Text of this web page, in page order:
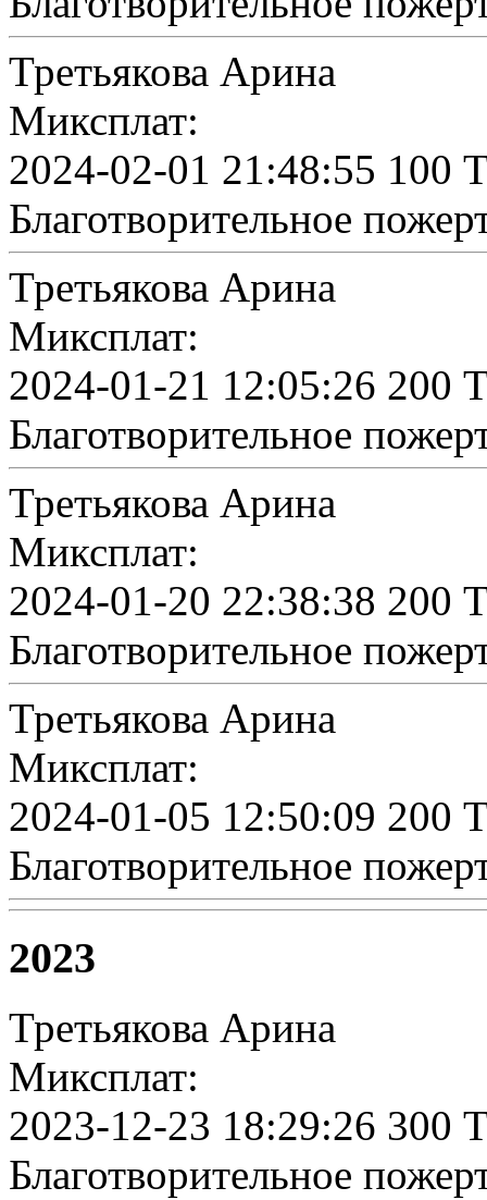
Третьякова Арина
Миксплат:
2024-02-01 21:48:55 100
Благотворительное
Третьякова Арина
Миксплат:
2024-01-21 12:05:26 200
Благотворительное
Третьякова Арина
Миксплат:
2024-01-20 22:38:38 200
Благотворительное
Третьякова Арина
Миксплат:
2024-01-05 12:50:09 200
Благотворительное
2023
Третьякова Арина
Миксплат:
2023-12-23 18:29:26 300
Благотворительное